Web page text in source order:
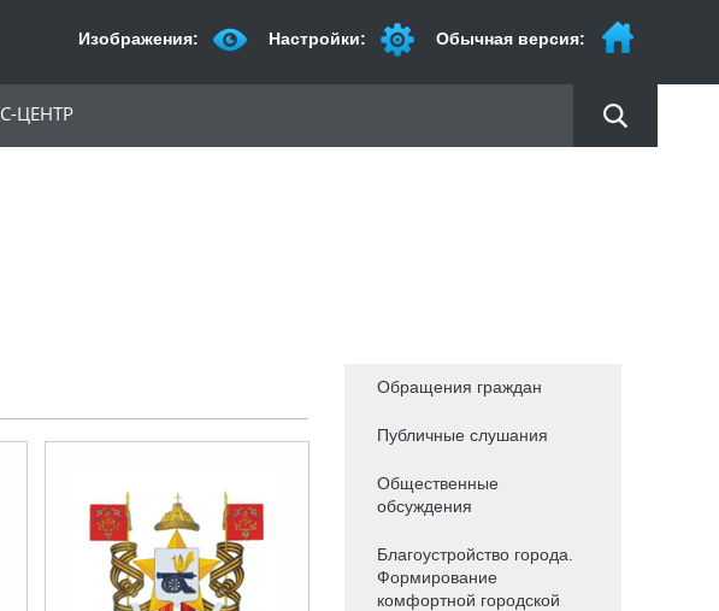
Изображения: Настройки: Обычная версия:
ЦЕНТР
Обращения граждан
Публичные слушания
Общественные
обсуждения
Благоустройство города.
Формирование
комфортной городской